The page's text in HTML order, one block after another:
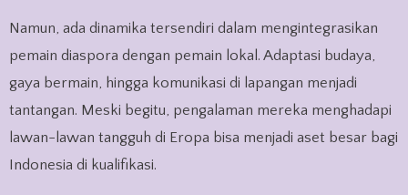
Namun, ada dinamika tersendiri dalam mengintegrasikan
pemain diaspora dengan pemain lokal. Adaptasi budaya,
gaya bermain, hingga komunikasi di lapangan menjadi
tantangan. Meski begitu, pengalaman mereka menghadapi
lawan-lawan tangguh di Eropa bisa menjadi aset besar bagi
Indonesia di kualifikasi.